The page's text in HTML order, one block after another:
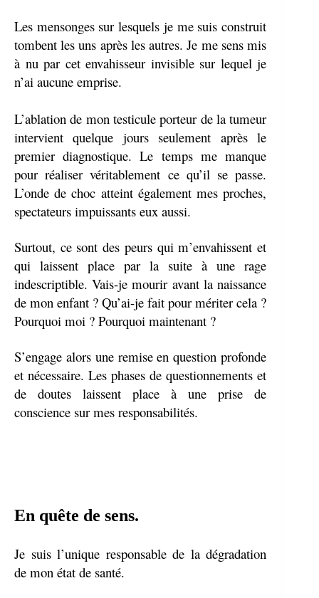
Les mensonges sur lesquels je me suis construit
tombent les uns après les autres. Je me sens mis
à nu par cet envahisseur invisible sur lequel je
n’ai aucune emprise.
L’ablation de mon testicule porteur de la tumeur
intervient quelque jours seulement après le
premier diagnostique. Le temps me manque
pour réaliser véritablement ce qu’il se passe.
L’onde de choc atteint également mes proches,
spectateurs impuissants eux aussi.
Surtout, ce sont des peurs qui m’envahissent et
qui laissent place par la suite à une rage
indescriptible. Vais-je mourir avant la naissance
de mon enfant ? Qu’ai-je fait pour mériter cela ?
Pourquoi moi ? Pourquoi maintenant ?
S’engage alors une remise en question profonde
et nécessaire. Les phases de questionnements et
de doutes laissent place à une prise de
conscience sur mes responsabilités.
En quête de sens.
Je suis l’unique responsable de la dégradation
de mon état de santé.